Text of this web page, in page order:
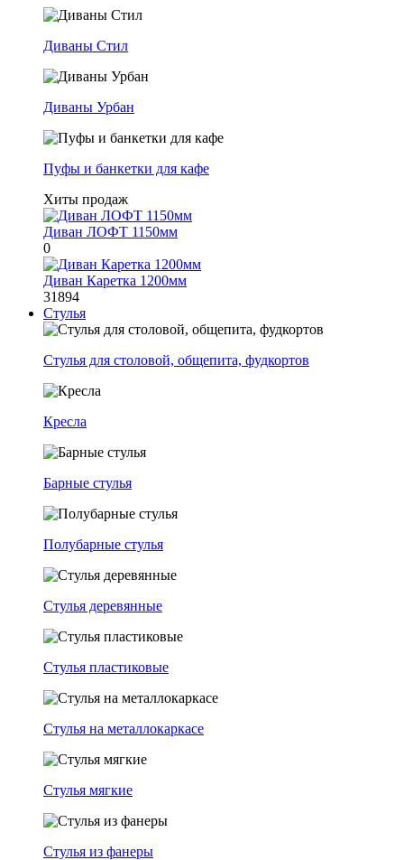
Диваны Стил
Диваны Урбан
Пуфы и банкетки для кафе
Хиты продаж
Диван ЛОФТ 1150мм
0
Диван Каретка 1200мм
31894
Стулья
Стулья для столовой, общепита, фудкортов
Кресла
Барные стулья
Полубарные стулья
Стулья деревянные
Стулья пластиковые
Стулья на металлокаркасе
Стулья мягкие
Стулья из фанеры